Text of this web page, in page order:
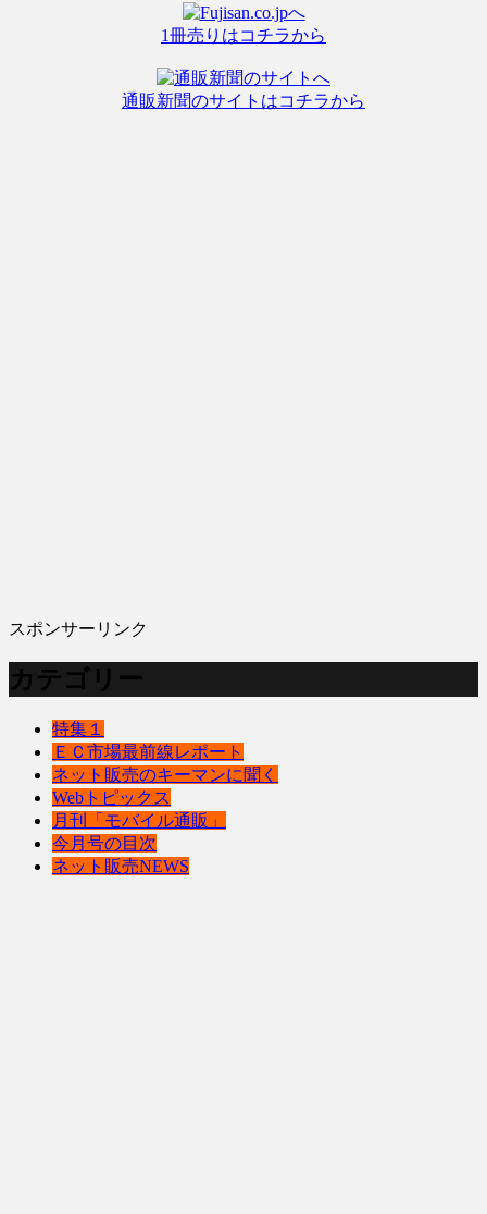
1冊売りはコチラから
通販新聞のサイトはコチラから
スポンサーリンク
カテゴリー
特集１
ＥＣ市場最前線レポート
ネット販売のキーマンに聞く
Webトピックス
月刊「モバイル通販」
今月号の目次
ネット販売NEWS